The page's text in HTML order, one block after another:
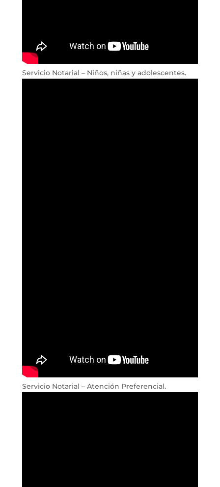
Servicio Notarial – Niños, niñas y adolescentes.
Servicio Notarial – Atención Preferencial.